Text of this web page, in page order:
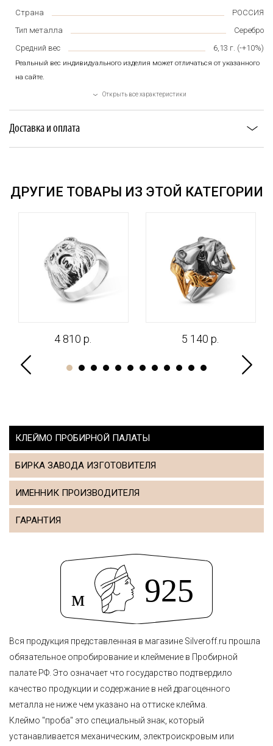
Страна
РОССИЯ
Тип металла
Серебро
Средний вес
6,13 г. (-+10%)
Реальный вес индивидуального изделия может отличаться от указанного
на сайте.
Открыть все характеристики
Доставка и оплата
ДРУГИЕ ТОВАРЫ ИЗ ЭТОЙ КАТЕГОРИИ
4 810 р. 5 140 р.
КЛЕЙМО ПРОБИРНОЙ ПАЛАТЫ
БИРКА ЗАВОДА ИЗГОТОВИТЕЛЯ
ИМЕННИК ПРОИЗВОДИТЕЛЯ
ГАРАНТИЯ
Вся продукция представленная в магазине Silveroff.ru прошла
обязательное опробирование и клеймение в Пробирной
палате РФ. Это означает что государство подтвердило
качество продукции и содержание в ней драгоценного
металла не ниже чем указано на оттиске клейма.
Клеймо "проба" это специальный знак, который
устанавливается механическим, электроискровым или